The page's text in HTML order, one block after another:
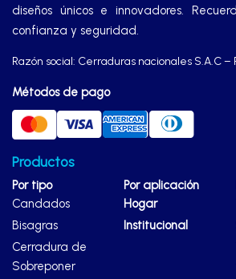
diseños únicos e innovadores.
confianza y seguridad.
Razón social: Cerraduras nacionales S.A.C –
Métodos de pago
Productos
Por tipo
Candados
Bisagras
Cerradura de
Sobreponer
Por aplicación
Hogar
Institucional